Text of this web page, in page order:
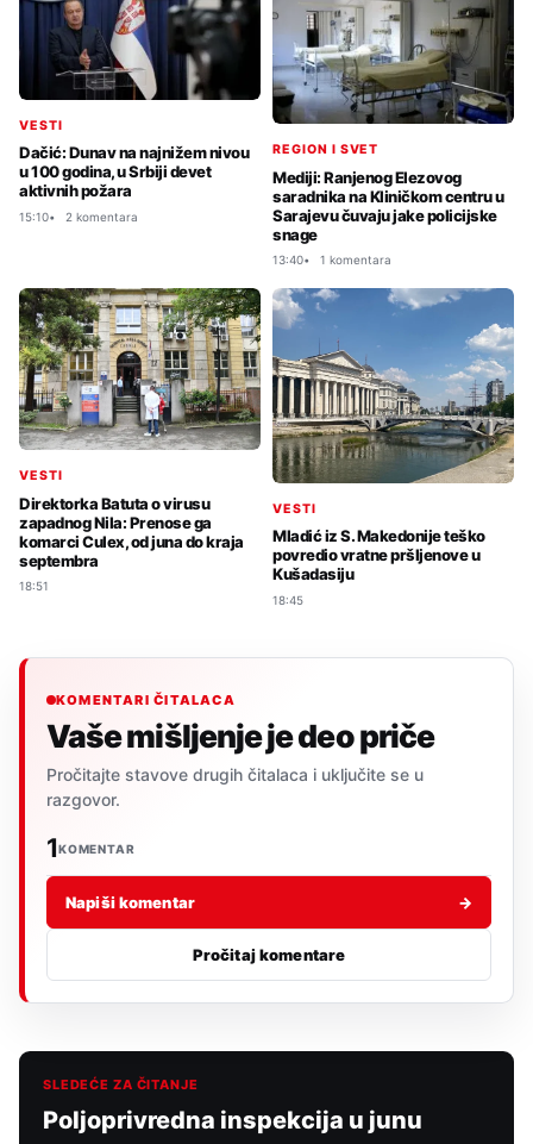
VESTI
Dačić: Dunav na najnižem nivou
u 100 godina, u Srbiji devet
aktivnih požara
15:10 2 komentara
REGION I SVET
Mediji: Ranjenog Elezovog
saradnika na Kliničkom centru u
Sarajevu čuvaju jake policijske
snage
13:40 1 komentara
VESTI
Direktorka Batuta o virusu
zapadnog Nila: Prenose ga
komarci Culex, od juna do kraja
septembra
18:51
VESTI
Mladić iz S. Makedonije teško
povredio vratne pršljenove u
Kušadasiju
18:45
KOMENTARI ČITALACA
Vaše mišljenje je deo priče
Pročitajte stavove drugih čitalaca i uključite se u
razgovor.
1KOMENTAR
Napiši komentar →
Pročitaj komentare
SLEDEĆE ZA ČITANJE
Poljoprivredna inspekcija u junu